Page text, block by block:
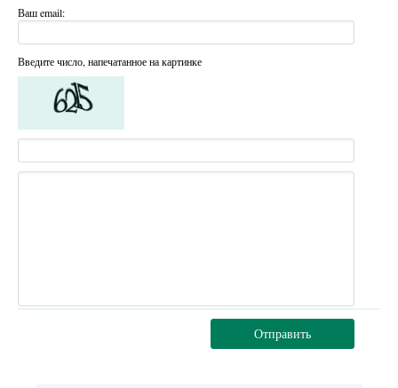
Ваш email:
Введите число, напечатанное на картинке
Отправить